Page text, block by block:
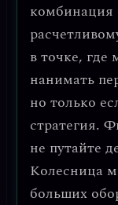
в точке,
нанимать
но только
стратегия.
не путайте
Колесница
больших